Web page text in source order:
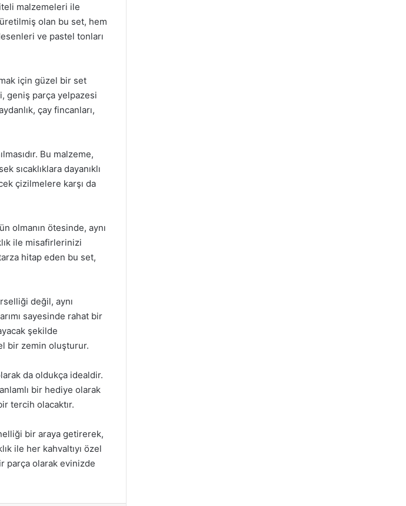
malzemeleri ile
üretilmiş olan bu set, hem
ve pastel tonları
için güzel bir set
geniş parça yelpazesi
çay fincanları,
Bu malzeme,
sıcaklıklara dayanıklı
çizilmelere karşı da
olmanın ötesinde, aynı
ile misafirlerinizi
hitap eden bu set,
değil, aynı
sayesinde rahat bir
şekilde
bir zemin oluşturur.
da oldukça idealdir.
bir hediye olarak
tercih olacaktır.
bir araya getirerek,
ile her kahvaltıyı özel
parça olarak evinizde